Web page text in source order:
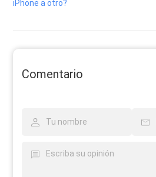
iPhone a otro?
Comentario